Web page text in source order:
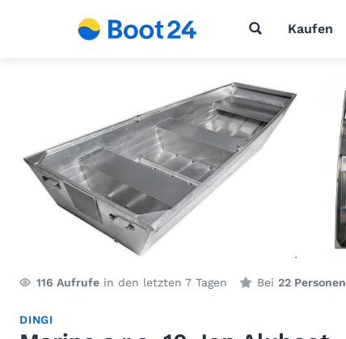
Kaufen
116 Aufrufe in den letzten 7 Tagen Bei 22 Personen
DINGI